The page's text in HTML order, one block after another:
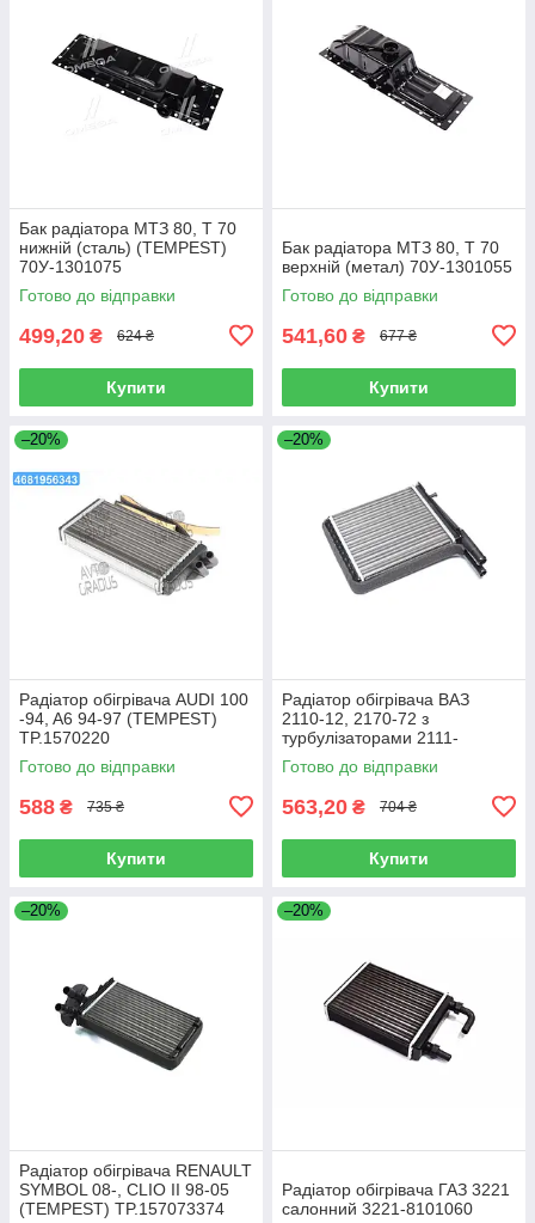
Бак радіатора МТЗ 80, Т 70
нижній (сталь) (TEMPEST)
70У-1301075
Готово до відправки
499,20 ₴ 624 ₴
Купити
Бак радіатора МТЗ 80, Т 70
верхній (метал) 70У-1301055
Готово до відправки
541,60 ₴ 677 ₴
Купити
–20%
Радіатор обігрівача AUDI 100
-94, A6 94-97 (TEMPEST)
TP.1570220
Готово до відправки
588 ₴ 735 ₴
Купити
–20%
Радіатор обігрівача ВАЗ
2110-12, 2170-72 з
турбулізаторами 2111-
8101060t
Готово до відправки
563,20 ₴ 704 ₴
Купити
–20%
Радіатор обігрівача RENAULT
SYMBOL 08-, CLIO II 98-05
(TEMPEST) TP.157073374
–20%
Радіатор обігрівача ГАЗ 3221
салонний 3221-8101060